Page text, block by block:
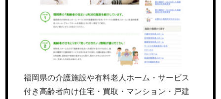
福岡県の介護施設や有料老人ホーム・サービス
付き高齢者向け住宅・買取・マンション・戸建